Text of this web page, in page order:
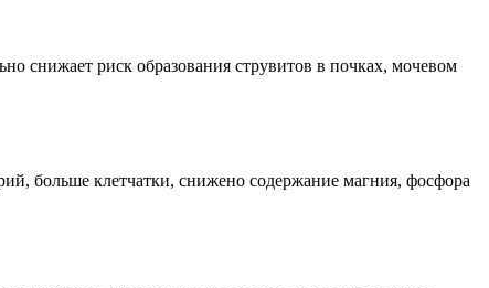
снижает риск образования струвитов в почках, мочевом
больше клетчатки, снижено содержание магния, фосфора